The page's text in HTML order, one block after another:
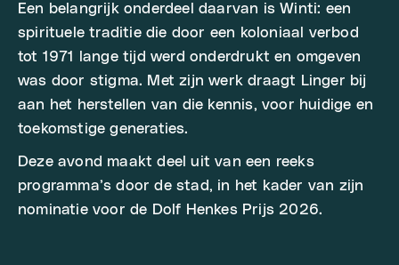
Een belangrijk onderdeel daarvan is Winti: een
spirituele traditie die door een koloniaal verbod
tot 1971 lange tijd werd onderdrukt en omgeven
was door stigma. Met zijn werk draagt Linger bij
aan het herstellen van die kennis, voor huidige en
toekomstige generaties.
Deze avond maakt deel uit van een reeks
programma’s door de stad, in het kader van zijn
nominatie voor de Dolf Henkes Prijs 2026.